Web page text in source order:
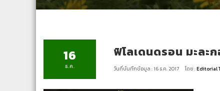
16
ธ.ค.
ฟิโลเดนดรอน มะละ
วันที่บันทึกข้อมูล : 16 ธ.ค. 2017 โดย :Editorial